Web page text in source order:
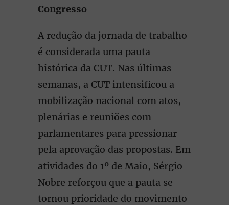
Congresso
A redução da jornada de trabalho
é considerada uma pauta
histórica da CUT. Nas últimas
semanas, a CUT intensificou a
mobilização nacional com atos,
plenárias e reuniões com
parlamentares para pressionar
pela aprovação das propostas. Em
atividades do 1º de Maio, Sérgio
Nobre reforçou que a pauta se
tornou prioridade do movimento